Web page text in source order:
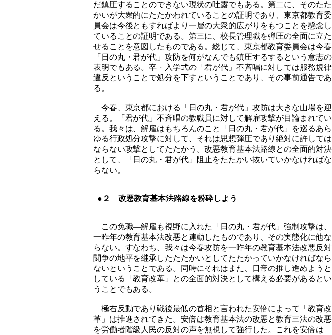
だ鎮圧することのできない現状の吐露でもある。第二に、そのたた
かいが大衆的にたたかわれていることの証明であり、東京都教育委
員会は今後ともすればより一層の大衆的広がりをもつことを懸念し
ていることの証明である。第三に、校長管理職を弾圧の全面に立た
せることを意図したものである。総じて、東京都教育委員会は今春
「日の丸・君が代」攻防を何がなんでも鎮圧するするという意志の
表明でもある。卒・入学式の「君が代」不斉唱に対しては服務規律
違反ということで処分を下すということであり、その事前通告であ
る。
今春、東京都における「日の丸・君が代」攻防は大きな山場を迎
える。「君が代」不斉唱の教職員に対して解雇攻撃が目論まれてい
る。我々は、解雇はもちろんのこと「日の丸・君が代」を巡るあら
ゆる行政処分攻撃に対して、それは思想弾圧であり絶対に許しては
ならない攻撃としてたたかう。改悪教育基本法路線との全面的対決
として、「日の丸・君が代」阻止をたたかい抜いていかなければな
らない。
●２ 改悪教育基本法路線を粉砕しよう
この免職―解雇も視野に入れた「日の丸・君が代」強制攻撃は、
一昨年の教育基本法改悪と連動したものであり、その実態化に他な
らない。すなわち、我々は今春攻防を一昨年の教育基本法改悪反対
闘争の地平を継承したたたかいとしてたたかっていかなければなら
ないということである。同時にそれはまた、日帝の推し進めようと
している「教育改革」との全面的対決として構える必要があるとい
うことでもある。
極右反動であり戦後最低の首相と言われた安倍によって「教育改
革」は推進されてきた。安倍は教育基本法の改悪と教育三法の改悪
を労働者階級人民の反対の声を無視して強行した。これを安倍は